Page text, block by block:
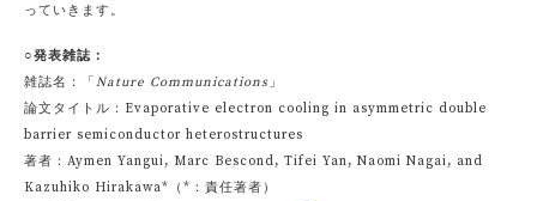
っていきます。
○発表雑誌：
雑誌名：「 Nature Communications」
論文タイトル：Evaporative electron cooling in asymmetric double
barrier semiconductor heterostructures
著者：Aymen Yangui, Marc Bescond, Tifei Yan, Naomi Nagai, and
Kazuhiko Hirakawa*（*：責任著者）